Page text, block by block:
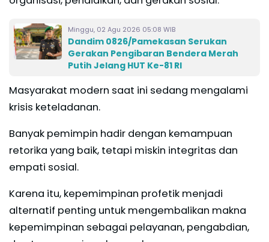
Minggu, 02 Agu 2026 05:08 WIB
Dandim 0826/Pamekasan Serukan
Gerakan Pengibaran Bendera Merah
Putih Jelang HUT Ke-81 RI
Masyarakat modern saat ini sedang mengalami
krisis keteladanan.
Banyak pemimpin hadir dengan kemampuan
retorika yang baik, tetapi miskin integritas dan
empati sosial.
Karena itu, kepemimpinan profetik menjadi
alternatif penting untuk mengembalikan makna
kepemimpinan sebagai pelayanan, pengabdian,